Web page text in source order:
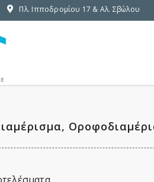
Πλ. Ιπποδρομίου 17 & Αλ. Σβώλου